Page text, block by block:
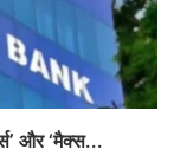
और ‘मैक्स...